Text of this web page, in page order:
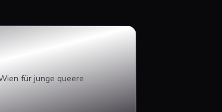
für junge queere